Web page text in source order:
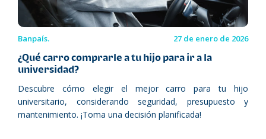
Banpaís. 27 de enero de 2026
¿Qué carro comprarle a tu hijo para ir a la
universidad?
Descubre cómo elegir el mejor carro para tu hijo
universitario, considerando seguridad, presupuesto y
mantenimiento. ¡Toma una decisión planificada!